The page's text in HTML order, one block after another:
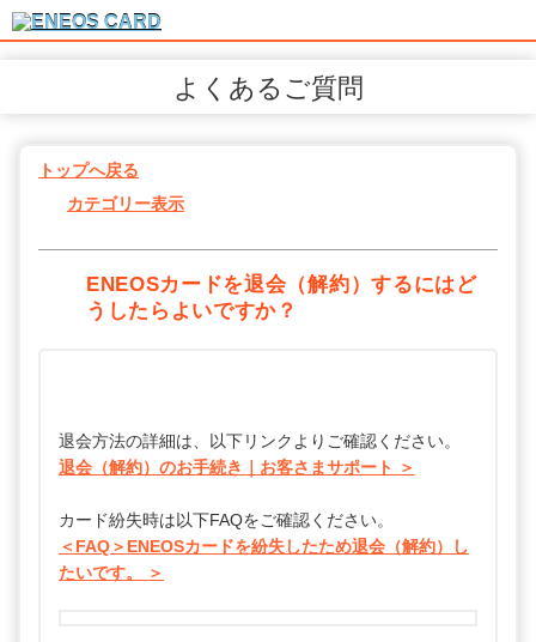
よくあるご質問
トップへ戻る
カテゴリー表示
ENEOSカードを退会（解約）するにはど
うしたらよいですか？
退会方法の詳細は、以下リンクよりご確認ください。
退会（解約）のお手続き｜お客さまサポート ＞
カード紛失時は以下FAQをご確認ください。
＜FAQ＞ENEOSカードを紛失したため退会（解約）し
たいです。 ＞